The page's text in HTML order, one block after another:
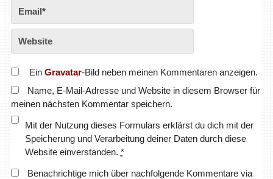
Ein Gravatar-Bild neben meinen Kommentaren anzeigen.
Name, E-Mail-Adresse und Website in diesem Browser für
meinen nächsten Kommentar speichern.
Mit der Nutzung dieses Formulars erklärst du dich mit der
Speicherung und Verarbeitung deiner Daten durch diese
Website einverstanden. *
Benachrichtige mich über nachfolgende Kommentare via